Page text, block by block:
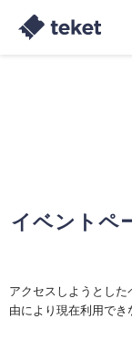
イベントペ
アクセスしようとし
由により現在利用で